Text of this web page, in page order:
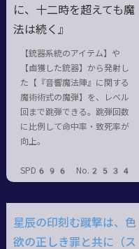
に、十二時を超えても魔
法は続く』
【銃器系統のアイテム】や
【鹵獲した銃器】から発射し
た【『音響魔法陣』に関する
魔術術式の魔弾】を、レベル
回まで跳弾できる。跳弾回数
に比例して命中率・致死率が
向上。
SPD696 No.2534
星辰の印刻む蹴撃は、色
欲の正しき罪と共に（ス